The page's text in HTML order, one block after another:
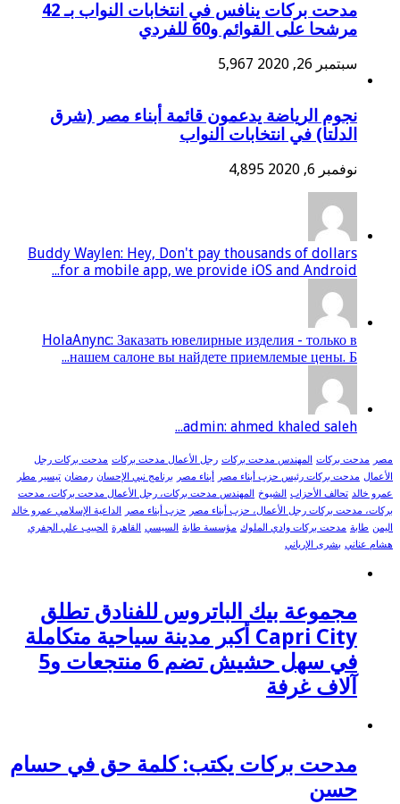
مدحت بركات ينافس في انتخابات النواب بـ 42
مرشحا على القوائم و60 للفردي
سبتمبر 26, 2020 5,967
نجوم الرياضة يدعمون قائمة أبناء مصر (شرق
الدلتا) في انتخابات النواب
نوفمبر 6, 2020 4,895
Buddy Waylen: Hey, Don't pay thousands of dollars
for a mobile app, we provide iOS and Android...
HolaAnync: Заказать ювелирные изделия - только в
нашем салоне вы найдете приемлемые цены. Б...
admin: ahmed khaled saleh...
مصر مدحت بركات المهندس مدحت بركات رجل الأعمال مدحت بركات مدحت بركات رجل
الأعمال مدحت بركات رئيس حزب أبناء مصر أبناء مصر برنامج نبي الإحسان رمضان تيسير مطر
عمرو خالد تحالف الأحزاب الشيوخ المهندس مدحت بركات، رجل الأعمال مدحت بركات، مدحت
بركات، مدحت بركات رجل الأعمال، حزب أبناء مصر
حزب أبناء مصر
الداعية الإسلامي عمرو خالد
اليمن طابة مدحت بركات وادي الملوك مؤسسة طابة السيسي القاهرة الحبيب علي الجفري
هشام عناني بشرى الإرياني
مجموعة بيك الباتروس للفنادق تطلق
Capri City أكبر مدينة سياحية متكاملة
في سهل حشيش تضم 6 منتجعات و5
آلاف غرفة
مدحت بركات يكتب: كلمة حق في حسام
حسن